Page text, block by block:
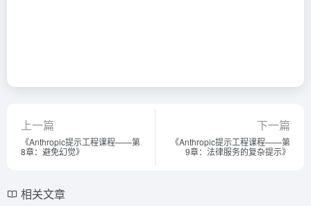
上一篇
《Anthropic提示工程课程——第
8章：避免幻觉》
下一篇
《Anthropic提示工程课程——第
9章：法律服务的复杂提示》
相关文章